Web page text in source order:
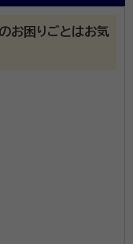
任者、著作権相談員、
お困りごとはお気